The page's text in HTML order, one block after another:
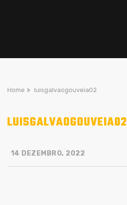
Home > luisgalvaogouveia02
LUISGALVAOGOUVEIA02
14 DEZEMBRO, 2022